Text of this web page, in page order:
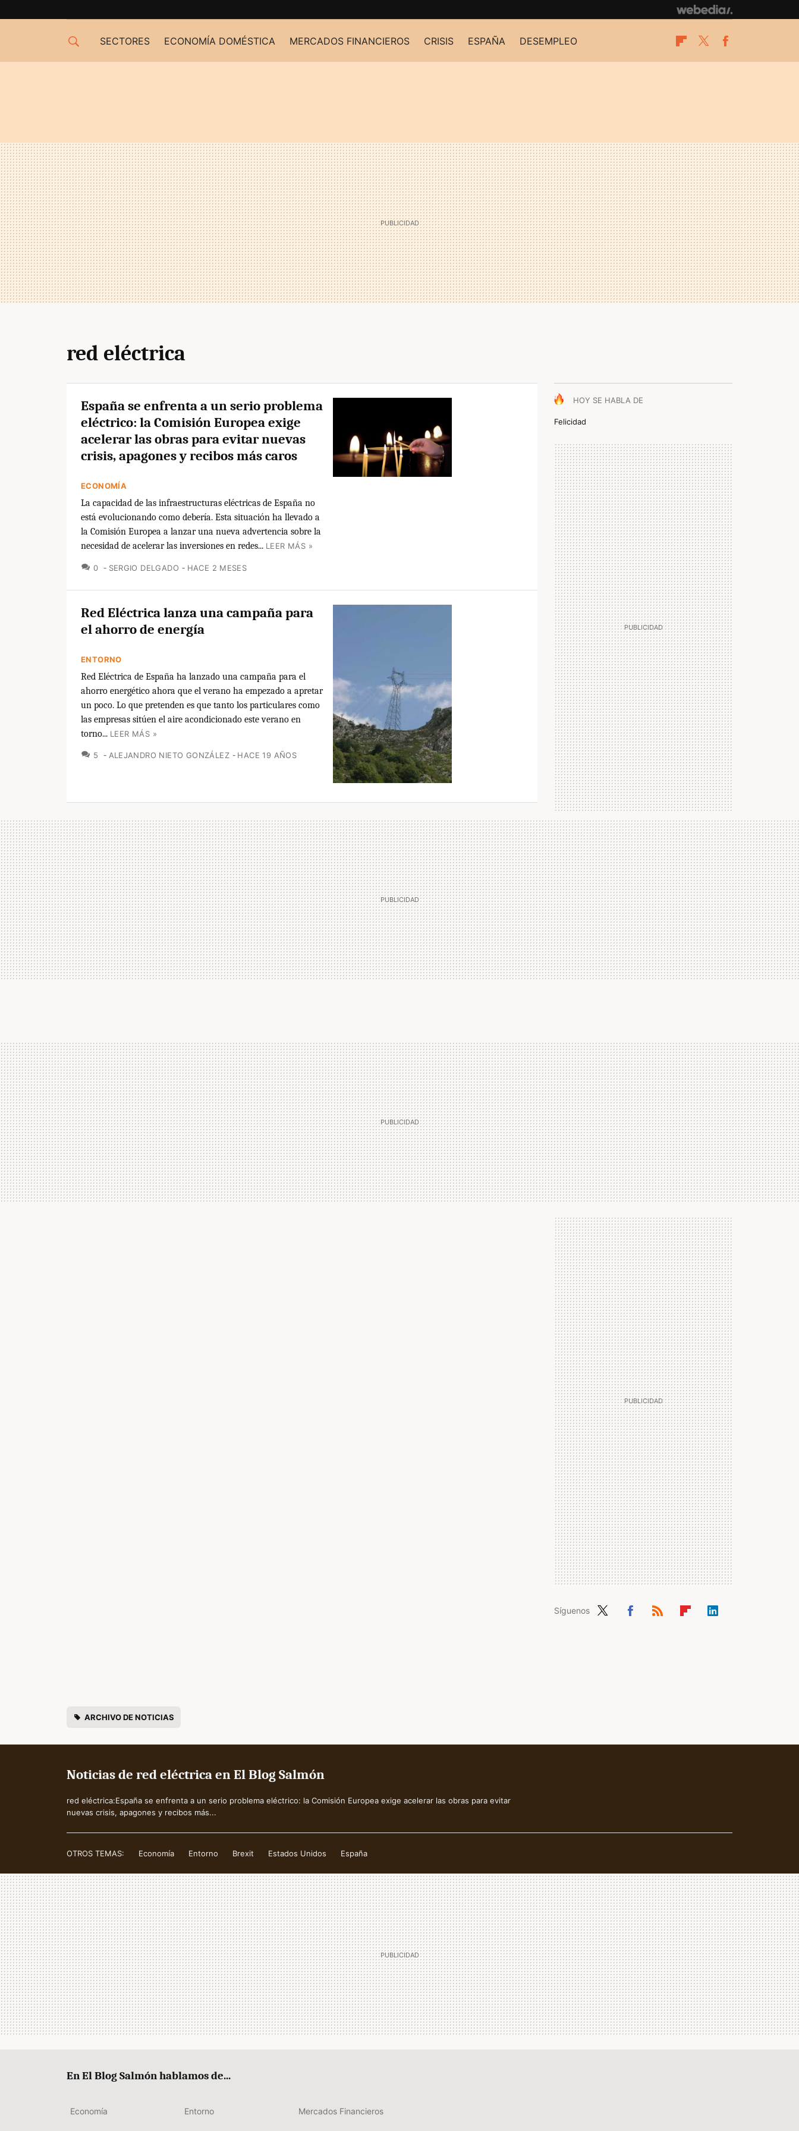
SECTORES ECONOMÍA DOMÉSTICA MERCADOS FINANCIEROS CRISIS ESPAÑA DESEMPLEO Flipboard
Twitter
red eléctrica
HOY SE HABLA DE
Felicidad
España se enfrenta a un serio problema
eléctrico: la Comisión Europea exige
acelerar las obras para evitar nuevas
crisis, apagones y recibos más caros
ECONOMÍA
La capacidad de las infraestructuras eléctricas de España no
está evolucionando como debería. Esta situación ha llevado a
la Comisión Europea a lanzar una nueva advertencia sobre la
necesidad de acelerar las inversiones en redes... LEER MÁS »
0 COMENTARIOS
SERGIO DELGADO HACE 2 MESES
Red Eléctrica lanza una campaña para
el ahorro de energía
ENTORNO
Red Eléctrica de España ha lanzado una campaña para el
ahorro energético ahora que el verano ha empezado a apretar
un poco. Lo que pretenden es que tanto los particulares como
las empresas sitúen el aire acondicionado este verano en
torno... LEER MÁS »
5 COMENTARIOS
ALEJANDRO NIETO GONZÁLEZ HACE 19 AÑOS
Síguenos
ARCHIVO DE NOTICIAS
Noticias de red eléctrica en El Blog Salmón
red eléctrica:España se enfrenta a un serio problema eléctrico: la Comisión Europea exige acelerar las obras para evitar
nuevas crisis, apagones y recibos más...
OTROS TEMAS: Economía Entorno Brexit Estados Unidos España
En El Blog Salmón hablamos de...
Economía Entorno Mercados Financieros